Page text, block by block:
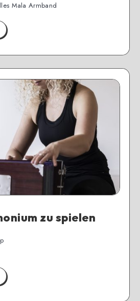
Mala Armband
zu spielen